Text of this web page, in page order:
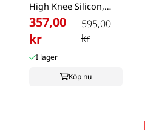
High Knee Silicon,
Svart
357,00
kr
595,00
kr
I lager
Köp nu